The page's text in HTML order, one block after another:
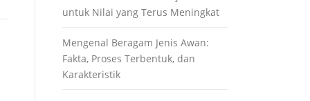
untuk Nilai yang Terus Meningkat
Mengenal Beragam Jenis Awan:
Fakta, Proses Terbentuk, dan
Karakteristik